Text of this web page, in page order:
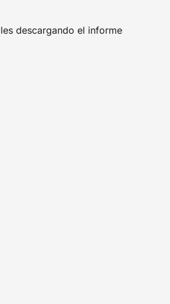
descargando el informe